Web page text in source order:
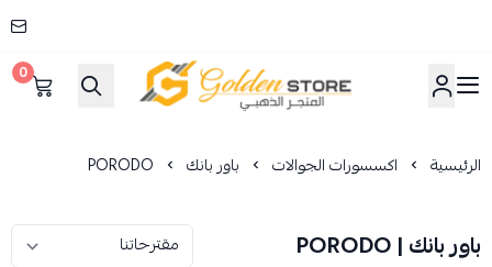
المتجر الذهبي
0
الرئيسية اكسسورات الجوالات باور بانك PORODO
باور بانك | PORODO